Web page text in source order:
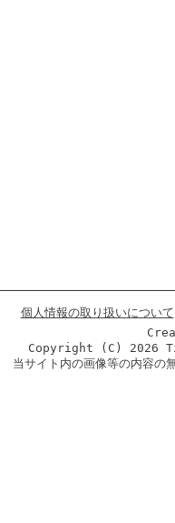
個人情報の取り扱いについて
Copyright (C) 2026
当サイト内の画像等の内容の